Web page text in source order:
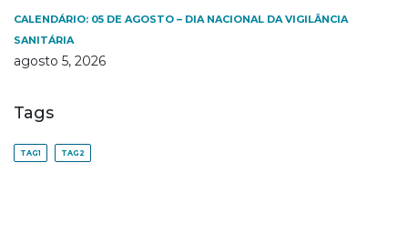
CALENDÁRIO: 05 DE AGOSTO – DIA NACIONAL DA VIGILÂNCIA
SANITÁRIA
agosto 5, 2026
Tags
TAG1 TAG2